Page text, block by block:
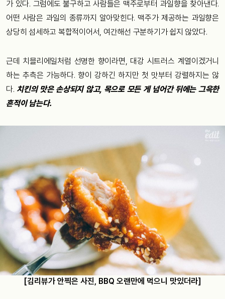
가 있다. 그럼에도 불구하고 사람들은 맥주로부터 과일향을 찾아낸다.
어떤 사람은 과일의 종류까지 알아맞힌다. 맥주가 제공하는 과일향은
상당히 섬세하고 복합적이어서, 여간해선 구분하기가 쉽지 않았다.
근데 치믈리에일처럼 선명한 향이라면, 대강 시트러스 계열이겠거니
하는 추측은 가능하다. 향이 강하긴 하지만 첫 맛부터 강렬하지는 않
다. 치킨의 맛은 손상되지 않고, 목으로 모든 게 넘어간 뒤에는 그윽한
흔적이 남는다.
[김리뷰가 안찍은 사진, BBQ 오랜만에 먹으니 맛있더라]